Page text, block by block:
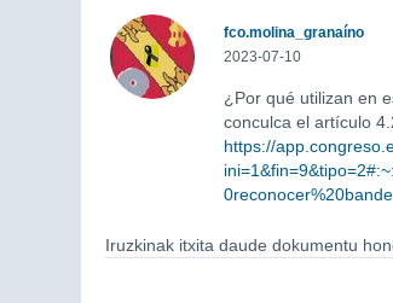
fco.molina_granaíno
2023-07-10
¿Por qué utilizan en
conculca el artículo
https://
Iruzkinak itxita daude dokumentu